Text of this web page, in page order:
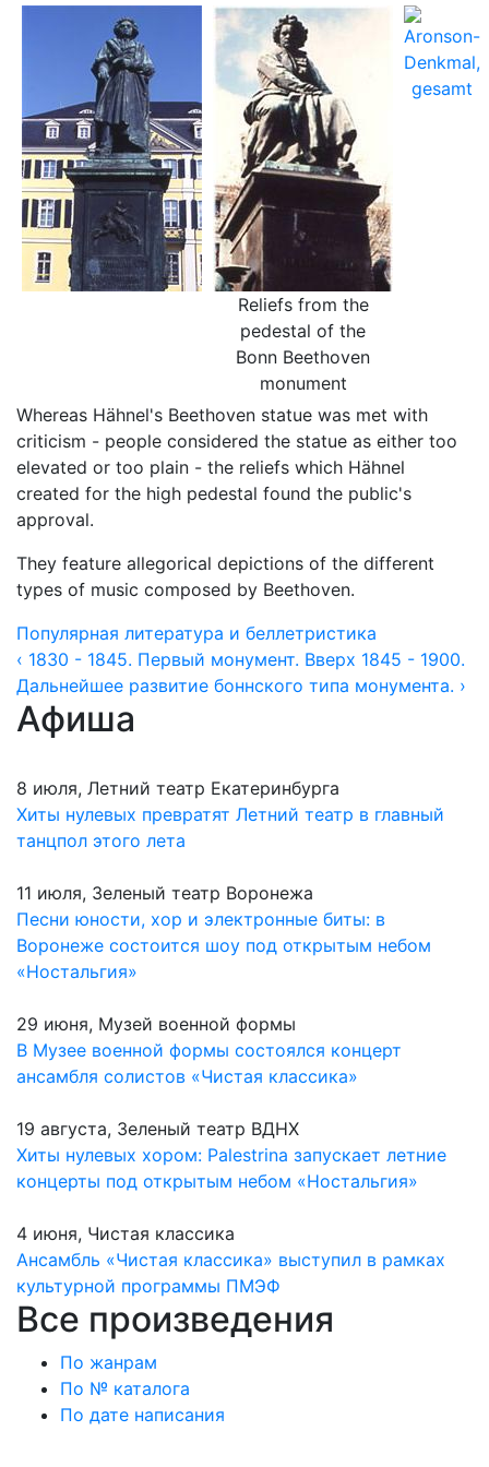
Reliefs from the
pedestal of the
Bonn Beethoven
monument
Whereas Hähnel's Beethoven statue was met with
criticism - people considered the statue as either too
elevated or too plain - the reliefs which Hähnel
created for the high pedestal found the public's
approval.
They feature allegorical depictions of the different
types of music composed by Beethoven.
Популярная литература и беллетристика
‹ 1830 - 1845. Первый монумент. Вверх 1845 - 1900.
Дальнейшее развитие боннского типа монумента. ›
Афиша
8 июля, Летний театр Екатеринбурга
Хиты нулевых превратят Летний театр в главный
танцпол этого лета
11 июля, Зеленый театр Воронежа
Песни юности, хор и электронные биты: в
Воронеже состоится шоу под открытым небом
«Ностальгия»
29 июня, Музей военной формы
В Музее военной формы состоялся концерт
ансамбля солистов «Чистая классика»
19 августа, Зеленый театр ВДНХ
Хиты нулевых хором: Palestrina запускает летние
концерты под открытым небом «Ностальгия»
4 июня, Чистая классика
Ансамбль «Чистая классика» выступил в рамках
культурной программы ПМЭФ
Все произведения
По жанрам
По № каталога
По дате написания